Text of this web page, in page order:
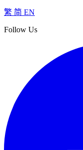
繁 简 EN
Follow Us